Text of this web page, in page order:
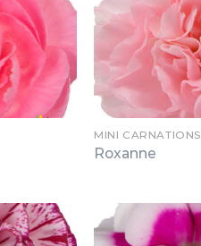
MINI CARNATIONS
Roxanne